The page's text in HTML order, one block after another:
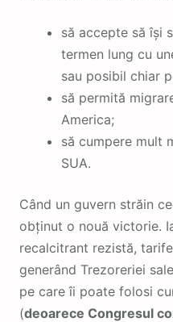
să accepte să își
termen lung cu
sau posibil chiar
să permită
America;
să cumpere mult
SUA.
Când un guvern străin
obținut o nouă victorie.
recalcitrant rezistă,
generând Trezoreriei
pe care îi poate folosi
(deoarece Congresul